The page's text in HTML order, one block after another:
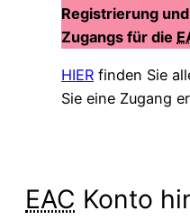
Registrierung
Zugangs für die
HIER finden Sie
Sie eine Zugang
EAC Konto